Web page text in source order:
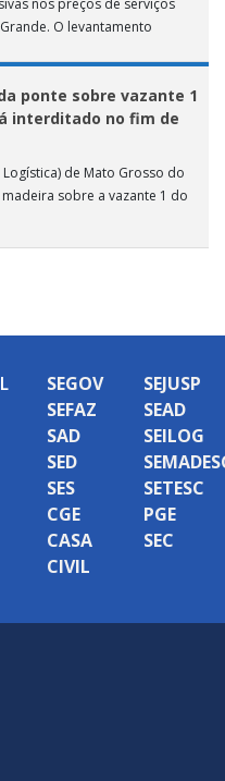
O levantamento
ponte sobre vazante 1
interditado no fim de
de Mato Grosso do
sobre a vazante 1 do
SEGOV
SEFAZ
SAD
SED
SES
CGE
CASA
CIVIL
SEJUSP
SEAD
SEILOG
SETESC
PGE
SEC